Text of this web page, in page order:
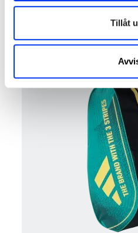
Tillåt
Padelväska
lägg till i